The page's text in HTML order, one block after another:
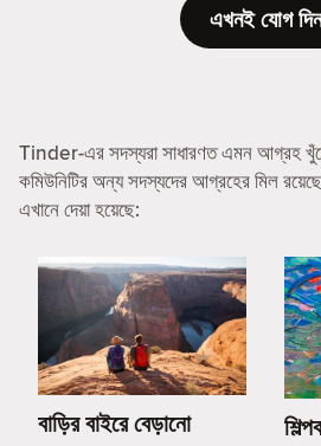
এখনই যোগ দিন
Tinder-এর সদস্যরা সাধারণত এমন আগ্রহ
কমিউনিটির অন্য সদস্যদের আগ্রহের মিল
এখানে দেয়া হয়েছে:
বাড়ির বাইরে বেড়ানো